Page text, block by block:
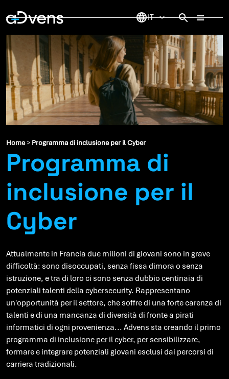
Home> Programma di inclusione per il Cyber
Programma di
inclusione per il
Cyber
Attualmente in Francia due milioni di giovani sono in grave
difficoltà: sono disoccupati, senza fissa dimora o senza
istruzione, e tra di loro ci sono senza dubbio centinaia di
potenziali talenti della cybersecurity. Rappresentano
un'opportunità per il settore, che soffre di una forte carenza di
talenti e di una mancanza di diversità di fronte a pirati
informatici di ogni provenienza... Advens sta creando il primo
programma di inclusione per il cyber, per sensibilizzare,
formare e integrare potenziali giovani esclusi dai percorsi di
carriera tradizionali.